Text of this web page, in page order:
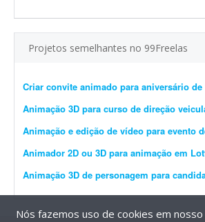
Projetos semelhantes no 99Freelas
Criar convite animado para aniversário de
Animação 3D para curso de direção
Animação e edição de vídeo para evento
Animador 2D ou 3D para animação em
Animação 3D de personagem para
Nós fazemos uso de cookies em